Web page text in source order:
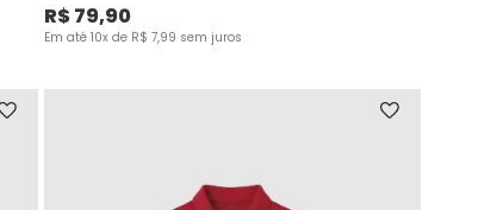
R$79,90
Em até10x de R$ 7,99 sem juros